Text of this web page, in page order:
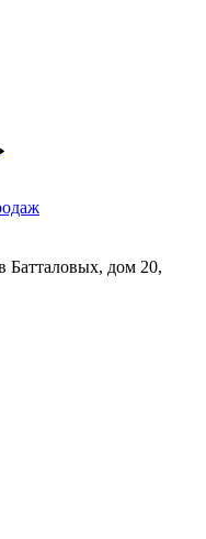
Батталовых, дом 20,